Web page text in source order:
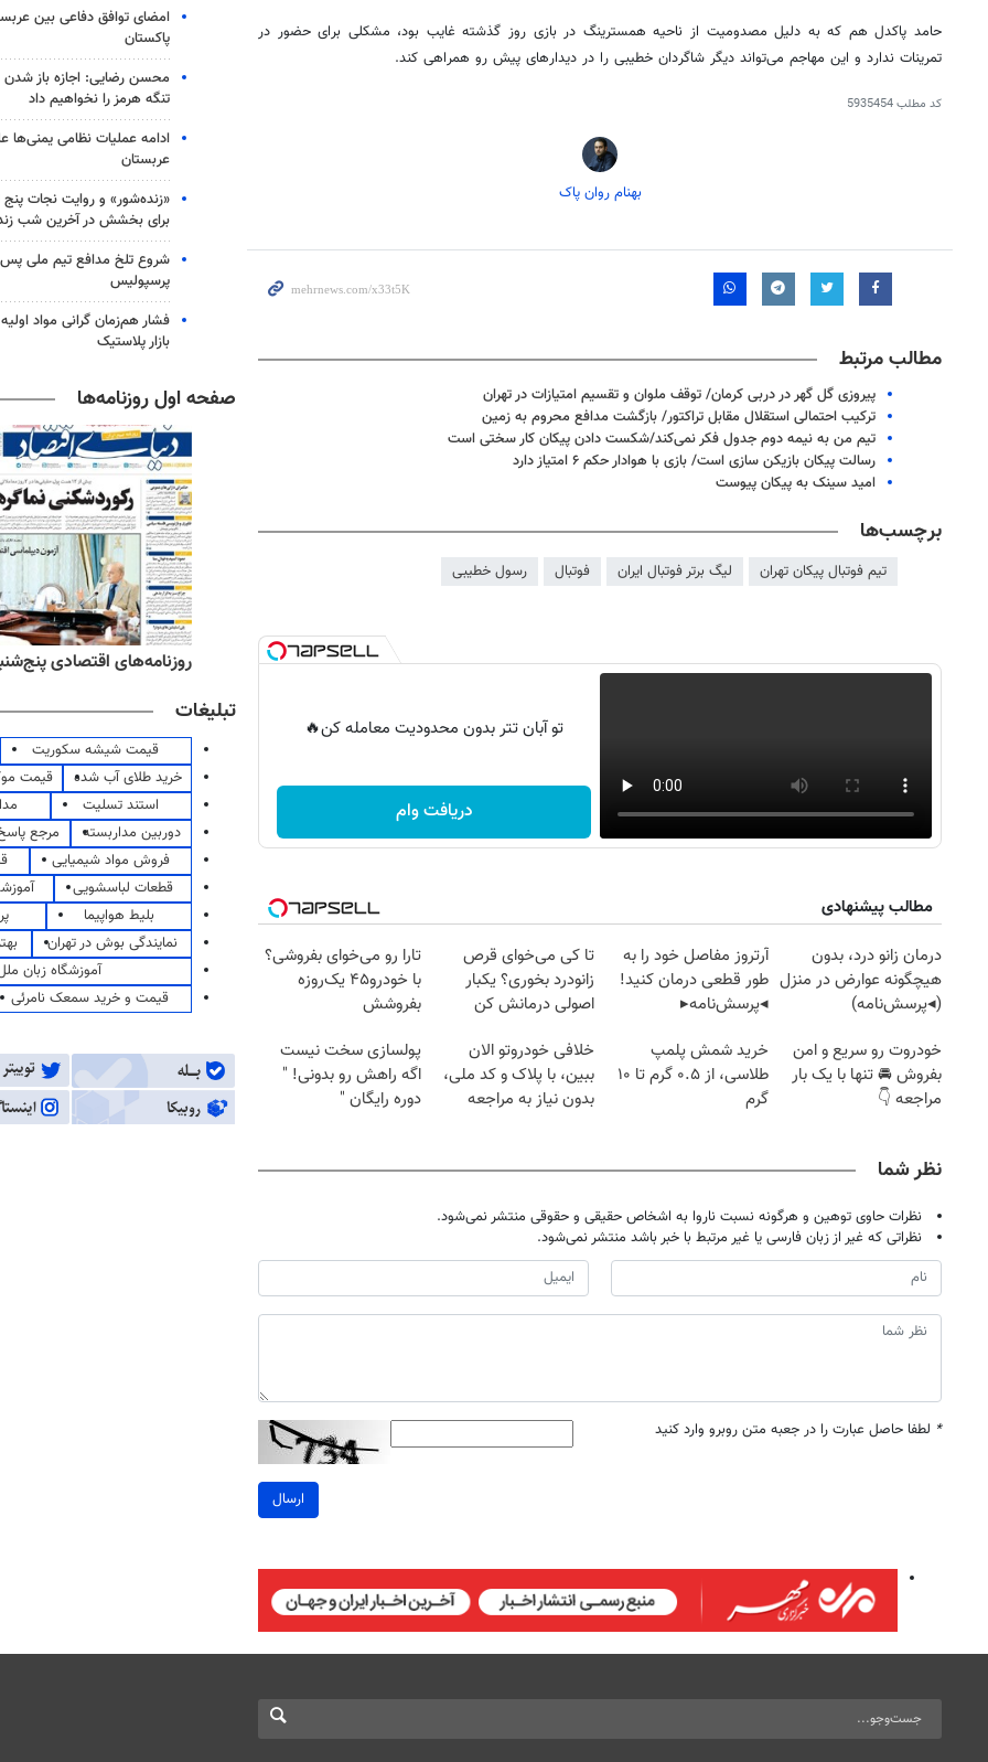
حامد پاکدل هم که به دلیل مصدومیت از ناحیه همسترینگ در بازی روز گذشته غایب بود، مشکلی برای حضور در
تمرینات ندارد و این مهاجم می‌تواند دیگر شاگردان خطیبی را در دیدارهای پیش رو همراهی کند.
کد مطلب5935454
بهنام روان پاک
مطالب مرتبط
پیروزی گل گهر در دربی کرمان/ توقف ملوان و تقسیم امتیازات در تهران
ترکیب احتمالی استقلال مقابل تراکتور/ بازگشت مدافع محروم به زمین
تیم من به نیمه دوم جدول فکر نمی‌کند/شکست دادن پیکان کار سختی است
رسالت پیکان بازیکن سازی است/ بازی با هوادار حکم ۶ امتیاز دارد
امید سینک به پیکان پیوست
برچسب‌ها
تیم فوتبال پیکان تهران لیگ برتر فوتبال ایران فوتبال رسول خطیبی
تو آبان تتر بدون محدودیت معامله کن🔥
دریافت وام
مطالب پیشنهادی
درمان زانو درد، بدون
هیچگونه عوارض در منزل
(◂پرسش‌نامه)
آرتروز مفاصل خود را به
طور قطعی درمان کنید!
◂پرسش‌نامه▸
تا کی می‌خوای قرص
زانودرد بخوری؟ یکبار
اصولی درمانش کن
تارا رو می‌خوای بفروشی؟
با خودرو۴۵ یک‌روزه
بفروشش
خودروت رو سریع و امن
بفروش 🚘 تنها با یک بار
مراجعه 👇
خرید شمش پلمپ
طلاسی، از ۰.۵ گرم تا ۱۰
گرم
خلافی خودروتو الان
ببین، با پلاک و کد ملی،
بدون نیاز به مراجعه
پولسازی سخت نیست
اگه راهش رو بدونی! "
دوره رایگان "
نظر شما
نظرات حاوی توهین و هرگونه نسبت ناروا به اشخاص حقیقی و حقوقی منتشر نمی‌شود.
نظراتی که غیر از زبان فارسی یا غیر مرتبط با خبر باشد منتشر نمی‌شود.
* لطفا حاصل عبارت را در جعبه متن روبرو وارد کنید
ارسال
امضای توافق دفاعی بین
پاکستان
محسن رضایی: اجازه باز
تنگه هرمز را نخواهیم داد
ادامه عملیات نظامی یمنی‌ها
عربستان
«زنده‌شور» و روایت نجات
برای بخشش در آخرین شب
شروع تلخ مدافع تیم ملی پس
پرسپولیس
فشار هم‌زمان گرانی مواد
بازار پلاستیک
صفحه اول روزنامه‌ها
روزنامه‌های صبح پنج‌شنبه ۱۵ مرداد ۱۴۰۵ روزنامه‌های ورزشی پنج‌شنبه ۱۵ مرداد ۱۴۰۵ روزنامه‌های اقتصادی پنج‌شنبه ۱۵ مرداد
تبلیغات
قیمت شیشه سکوریت
خرید طلای آب شده
قیمت
استند تسلیت
دوربین مداربسته
مرجع
فروش مواد شیمیایی
قطعات لباسشویی
بلیط هواپیما
نمایندگی بوش در تهران
آموزشگاه زبان
قیمت و خرید سمعک نامرئی